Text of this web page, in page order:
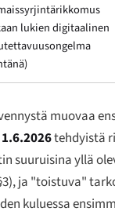
lukien digitaalinen
muovaa
1.6.2026tehdyistä
suuruisina yllä
ja "toistuva"
kuluessa